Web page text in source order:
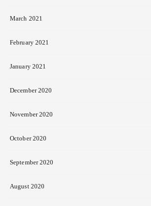
March 2021
February 2021
January 2021
December 2020
November 2020
October 2020
September 2020
August 2020